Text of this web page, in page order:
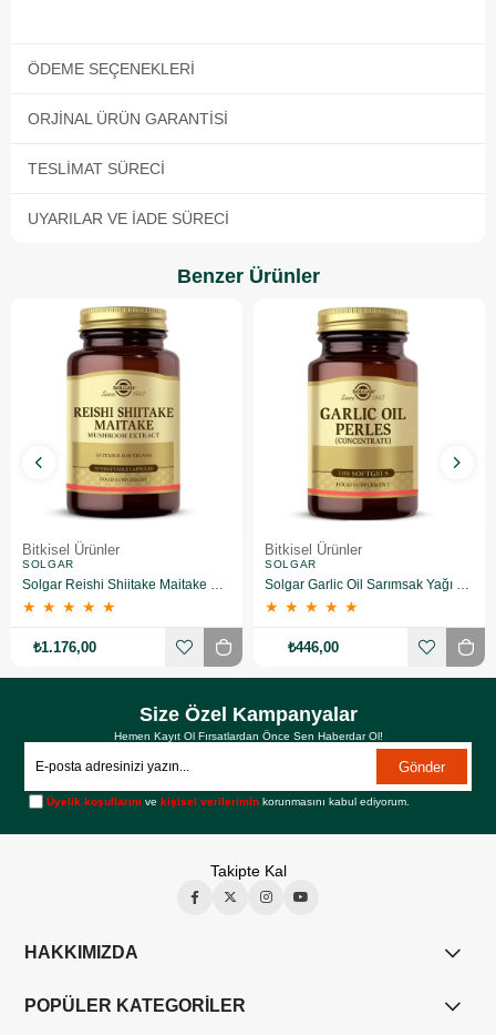
ÖDEME SEÇENEKLERI
ORJINAL ÜRÜN GARANTISI
TESLIMAT SÜRECI
UYARILAR VE İADE SÜRECI
Benzer Ürünler
Bitkisel Ürünler
SOLGAR
Solgar Reishi Shiitake Maitake Mushroom Extract 50 Kapsül
★ ★ ★ ★ ★
₺1.176,00
Bitkisel Ürünler
SOLGAR
Solgar Garlic Oil Sarımsak Yağı 100 Kapsül
★ ★ ★ ★ ★
₺446,00
Size Özel Kampanyalar
Hemen Kayıt Ol Fırsatlardan Önce Sen Haberdar Ol!
Gönder
Üyelik koşullarını vekişisel verilerimin korunmasını kabul ediyorum.
Takipte Kal
HAKKIMIZDA
POPÜLER KATEGORİLER